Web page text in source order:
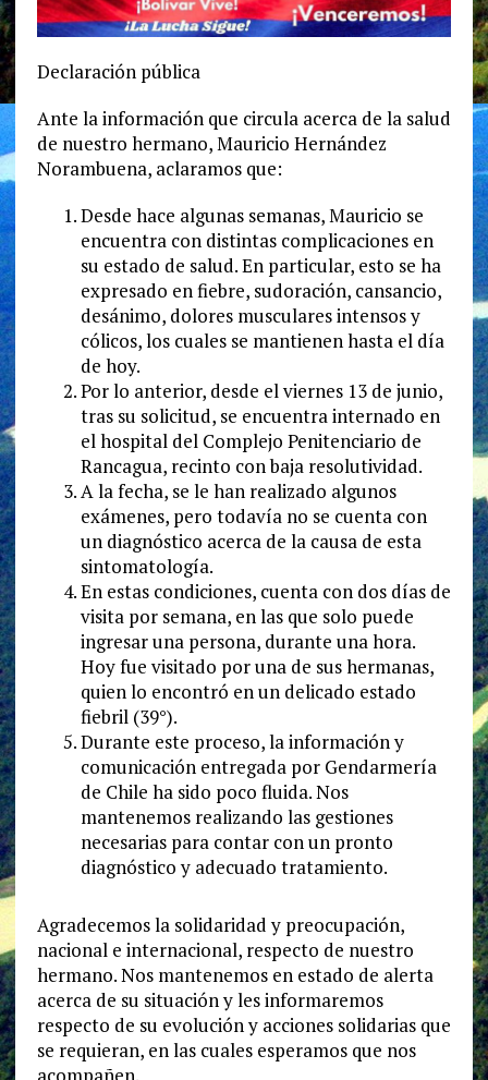
Declaración pública
Ante la información que circula acerca de la salud
de nuestro hermano, Mauricio Hernández
Norambuena, aclaramos que:
Desde hace algunas semanas, Mauricio se
encuentra con distintas complicaciones en
su estado de salud. En particular, esto se ha
expresado en fiebre, sudoración, cansancio,
desánimo, dolores musculares intensos y
cólicos, los cuales se mantienen hasta el día
de hoy.
Por lo anterior, desde el viernes 13 de junio,
tras su solicitud, se encuentra internado en
el hospital del Complejo Penitenciario de
Rancagua, recinto con baja resolutividad.
A la fecha, se le han realizado algunos
exámenes, pero todavía no se cuenta con
un diagnóstico acerca de la causa de esta
sintomatología.
En estas condiciones, cuenta con dos días de
visita por semana, en las que solo puede
ingresar una persona, durante una hora.
Hoy fue visitado por una de sus hermanas,
quien lo encontró en un delicado estado
fiebril (39°).
Durante este proceso, la información y
comunicación entregada por Gendarmería
de Chile ha sido poco fluida. Nos
mantenemos realizando las gestiones
necesarias para contar con un pronto
diagnóstico y adecuado tratamiento.
Agradecemos la solidaridad y preocupación,
nacional e internacional, respecto de nuestro
hermano. Nos mantenemos en estado de alerta
acerca de su situación y les informaremos
respecto de su evolución y acciones solidarias que
se requieran, en las cuales esperamos que nos